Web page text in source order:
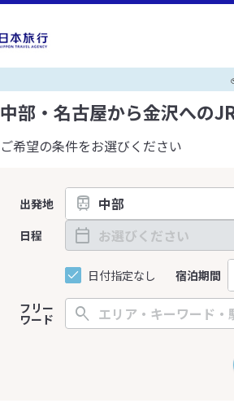
中部・名古屋から金沢への
ご希望の条件をお選びください
出発地
日程
日付指定なし 宿泊期間
フリー
ワード